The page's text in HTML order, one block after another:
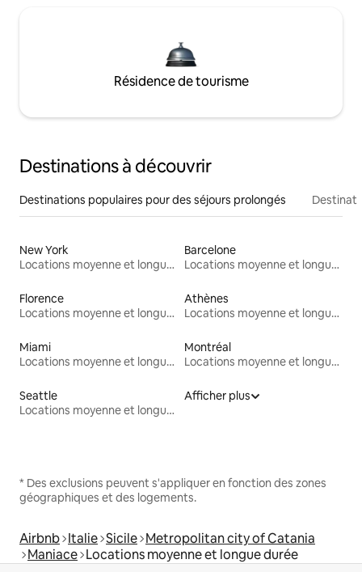
Résidence de tourisme
Destinations à découvrir
Destinations populaires pour des séjours prolongés
New York
Locations moyenne et longue durée
Barcelone
Locations moyenne et longue durée
Florence
Locations moyenne et longue durée
Athènes
Locations moyenne et longue durée
Miami
Locations moyenne et longue durée
Montréal
Locations moyenne et longue durée
Seattle
Locations moyenne et longue durée
Afficher plus
* Des exclusions peuvent s'appliquer en fonction des zones
géographiques et des logements.
Airbnb Italie Sicile Metropolitan city of Catania
Maniace Locations moyenne et longue durée